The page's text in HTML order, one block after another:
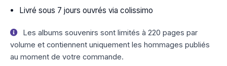
Livré sous 7 jours ouvrés via colissimo
Les albums souvenirs sont limités à 220 pages par
volume et contiennent uniquement les hommages publiés
au moment de votre commande.